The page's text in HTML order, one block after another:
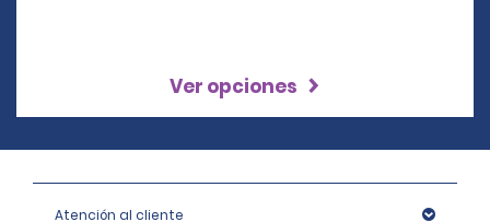
Ver opciones
Atención al cliente